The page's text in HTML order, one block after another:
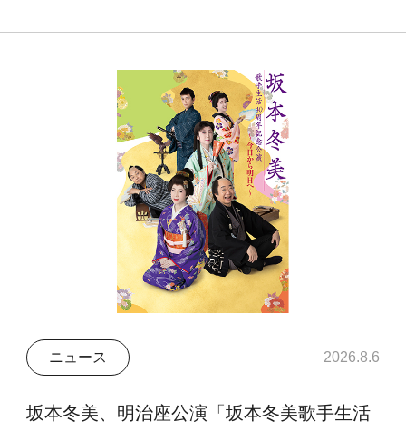
ニュース 2026.8.6
坂本冬美、明治座公演「坂本冬美歌手生活